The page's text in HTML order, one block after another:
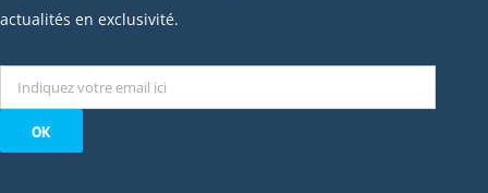
décembre 2022
octobre 2022
septembre 2022
août 2022
actualités en exclusivité.